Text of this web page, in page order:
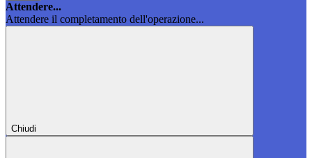
Attendere...
Attendere il completamento dell'operazione...
Chiudi